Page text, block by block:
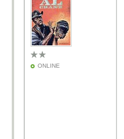
ONLINE